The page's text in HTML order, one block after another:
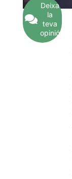
Deixa
la
teva
opinió